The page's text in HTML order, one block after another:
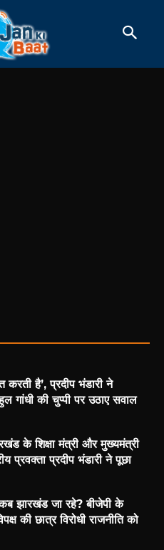
है’, प्रदीप भंडारी ने
गांधी की चुप्पी पर उठाए सवाल
के शिक्षा मंत्री और मुख्यमंत्री
प्रवक्ता प्रदीप भंडारी ने पूछा
झारखंड जा रहे? बीजेपी के
की छात्र विरोधी राजनीति को